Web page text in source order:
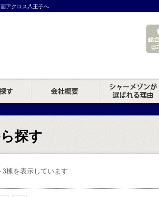
アクロス八王子へ
探す
棟を表示しています